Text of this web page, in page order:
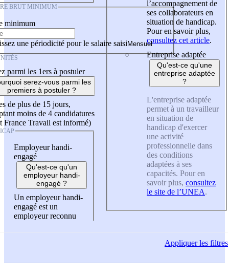
BRUT MINIMUM
minimum
une périodicité pour le salaire saisi
parmi les 1ers à postuler
serez-vous parmi les
premiers à postuler ?
de plus de 15 jours,
moins de 4 candidatures
France Travail est informé)
Employeur handi-
engagé
Qu'est-ce qu'un
employeur handi-
engagé ?
Un employeur handi-
engagé est un
employeur reconnu
l’accompagnement de
ses collaborateurs en
situation de handicap.
Pour en savoir plus,
consultez cet article.
Entreprise adaptée
Qu'est-ce qu'une
entreprise adaptée
?
L'entreprise adaptée
permet à un travailleur
en situation de
handicap d'exercer
une activité
professionnelle dans
des conditions
adaptées à ses
capacités. Pour en
savoir plus, consultez
le site de l’UNEA.
Appliquerles filtres